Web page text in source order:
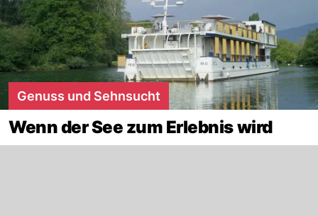
Genuss und Sehnsucht
Wenn der See zum Erlebnis wird